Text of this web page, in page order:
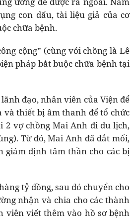
con dấu, tài liệu giả của cơ
chữa bệnh.
cộng” (cùng với chồng là Lê
pháp bắt buộc chữa bệnh tại
đạo, nhân viên của Viện để
thiết bị âm thanh để tổ chức
2 vợ chồng Mai Anh đi du lịch,
Từ đó, Mai Anh đã dắt mối,
giám định tâm thần cho các bị
tỷ đồng, sau đó chuyển cho
nhận và chia cho các thành
viên viết thêm vào hồ sơ bệnh